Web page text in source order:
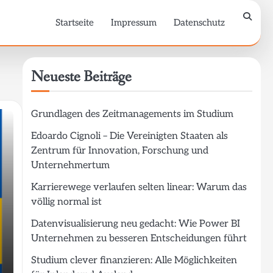
Startseite Impressum Datenschutz
Neueste Beiträge
Grundlagen des Zeitmanagements im Studium
Edoardo Cignoli – Die Vereinigten Staaten als
Zentrum für Innovation, Forschung und
Unternehmertum
Karrierewege verlaufen selten linear: Warum das
völlig normal ist
Datenvisualisierung neu gedacht: Wie Power BI
Unternehmen zu besseren Entscheidungen führt
Studium clever finanzieren: Alle Möglichkeiten